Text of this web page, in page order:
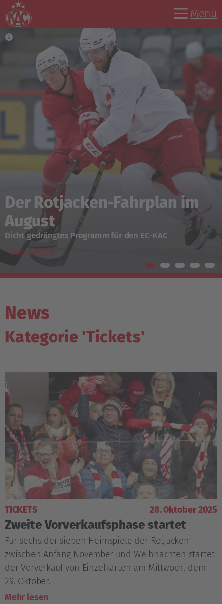
Menü
Informationen für Fans zu
den CHL-Auswärtsspielen
Ticketing-Informationen für Hamar und Krefeld
Zum Beitrag
News
Kategorie 'Tickets'
TICKETS 28. Oktober 2025
Zweite Vorverkaufsphase startet
Für sechs der sieben Heimspiele der Rotjacken
zwischen Anfang November und Weihnachten startet
der Vorverkauf von Einzelkarten am Mittwoch, dem
29. Oktober.
Mehr lesen